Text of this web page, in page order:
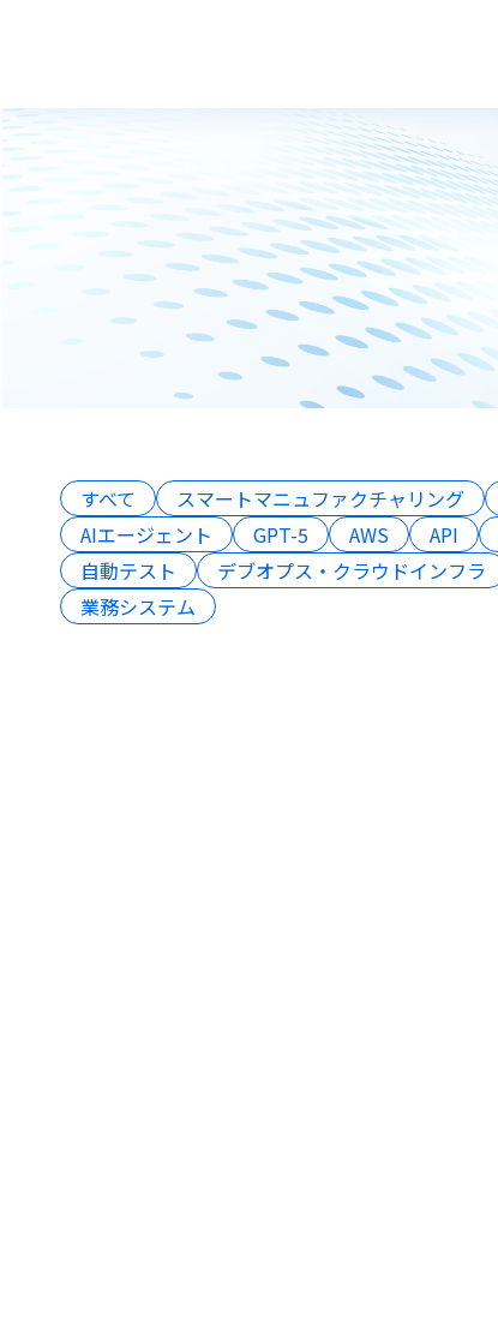
すべて スマートマニュファクチャリング
AIエージェント
GPT-5 AWS API
自動テスト
デブオプス・クラウドインフラ
業務システム